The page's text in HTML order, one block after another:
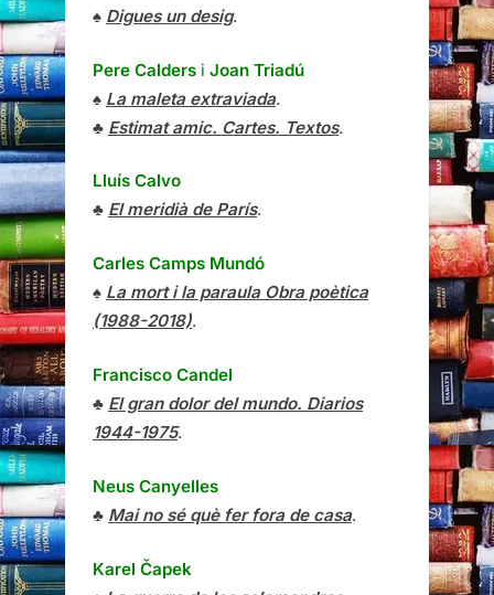
♠ Digues un desig.
Pere Calders i Joan Triadú
♠ La maleta extraviada.
♣ Estimat amic. Cartes. Textos.
Lluís Calvo
♣ El meridià de París.
Carles Camps Mundó
♠ La mort i la paraula Obra poètica
(1988-2018).
Francisco Candel
♣ El gran dolor del mundo. Diarios
1944-1975.
Neus Canyelles
♣ Mai no sé què fer fora de casa.
Karel Čapek